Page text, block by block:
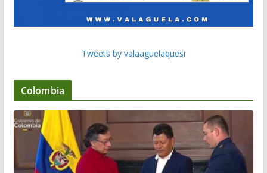
Tweets by valaaguelaquesi
Colombia